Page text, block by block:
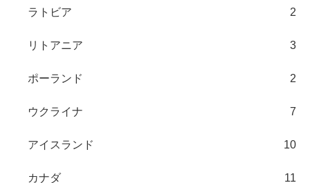
ラトビア 2
リトアニア 3
ポーランド 2
ウクライナ 7
アイスランド 10
カナダ 11